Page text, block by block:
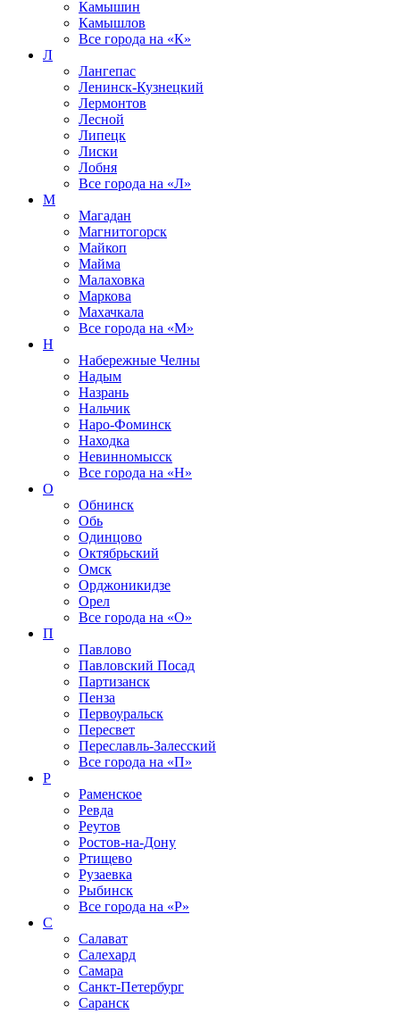
Камышин
Камышлов
Все города на «К»
Л
Лангепас
Ленинск-Кузнецкий
Лермонтов
Лесной
Липецк
Лиски
Лобня
Все города на «Л»
М
Магадан
Магнитогорск
Майкоп
Майма
Малаховка
Маркова
Махачкала
Все города на «М»
Н
Набережные Челны
Надым
Назрань
Нальчик
Наро-Фоминск
Находка
Невинномысск
Все города на «Н»
О
Обнинск
Обь
Одинцово
Октябрьский
Омск
Орджоникидзе
Орел
Все города на «О»
П
Павлово
Павловский Посад
Партизанск
Пенза
Первоуральск
Пересвет
Переславль-Залесский
Все города на «П»
Р
Раменское
Ревда
Реутов
Ростов-на-Дону
Ртищево
Рузаевка
Рыбинск
Все города на «Р»
С
Салават
Салехард
Самара
Санкт-Петербург
Саранск